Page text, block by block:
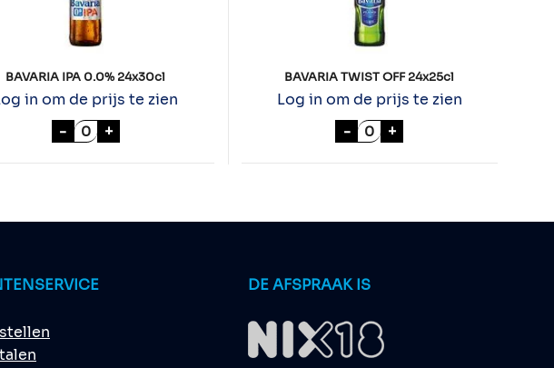
aantal
BAVARIA IPA 0.0% 24x30cl
in om de prijs te zien
- BAVARIA IPA 0.0% 24x30cl aantal
+
BAVARIA TWIST OFF 24x25cl
Log in om de prijs te zien
- BAVARIA TWIST OFF
+
DE AFSPRAAK IS